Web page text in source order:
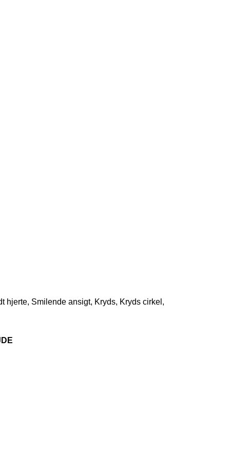
hjerte, Smilende ansigt, Kryds, Kryds cirkel,